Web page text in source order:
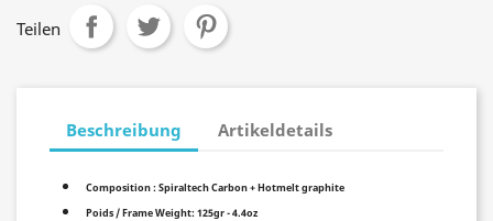
Teilen
Beschreibung Artikeldetails
Composition : Spiraltech Carbon + Hotmelt graphite
Poids / Frame Weight: 125gr - 4.4oz